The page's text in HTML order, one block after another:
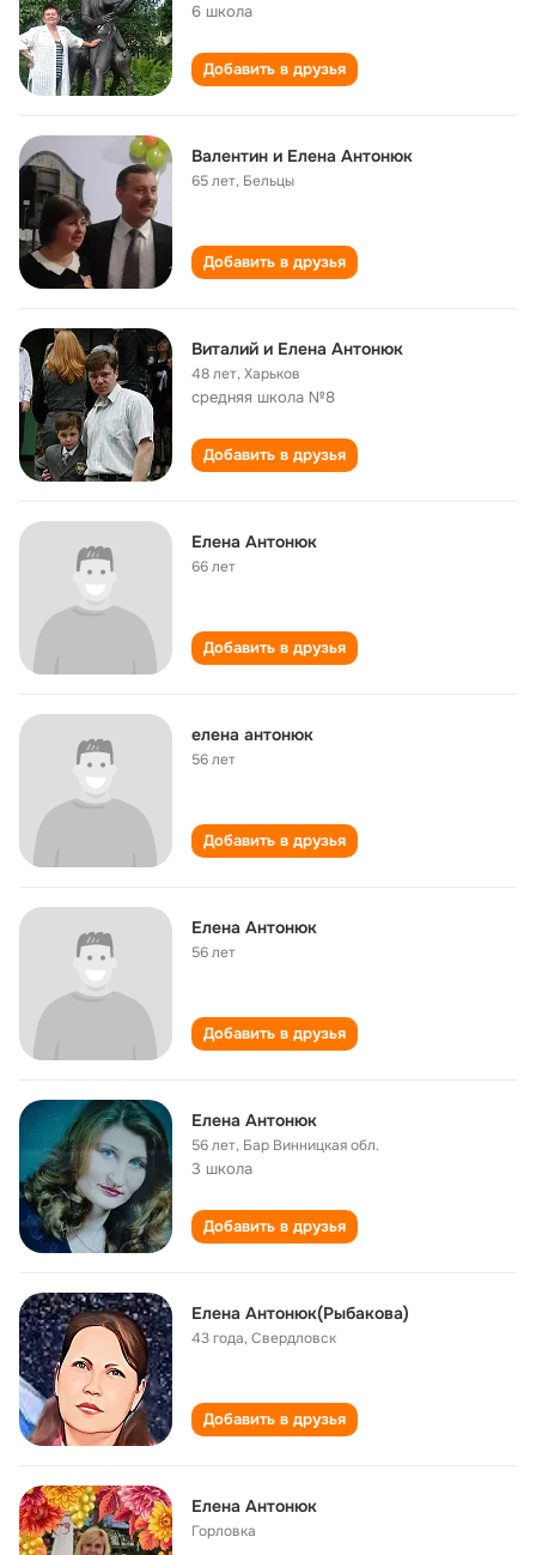
6 школа
Добавить в друзья
Валентин и Елена Антонюк
65 лет, Бельцы
Добавить в друзья
Виталий и Елена Антонюк
48 лет,Харьков
средняя школа №8
Добавить в друзья
Елена Антонюк
66 лет
Добавить в друзья
елена антонюк
56 лет
Добавить в друзья
Елена Антонюк
56 лет
Добавить в друзья
Елена Антонюк
56 лет, Бар Винницкая обл.
3 школа
Добавить в друзья
Елена Антонюк(Рыбакова)
43 года,Свердловск
Добавить в друзья
Елена Антонюк
Горловка